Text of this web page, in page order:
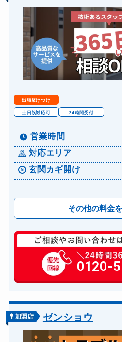
バイクカギ作成
スーツケースカギ開け
金庫カギ開け
ロッカーカギ開け
ドアノブカギ開け
ドアノブカギ交換
出張駆けつけ
土日祝対応可 24時間受付
営業時間
対応エリア
玄関カギ開け
その他の料金
玄関カギ修理
玄関カギ作成
玄関カギ交換
バイクカギ開け
バイクカギ作成
0120-
ゼンショウ